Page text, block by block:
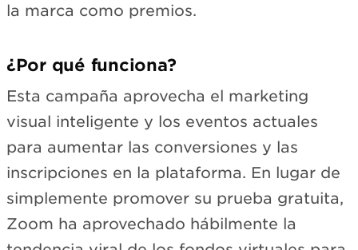
la marca como premios.
¿Por qué funciona?
Esta campaña aprovecha el marketing
visual inteligente y los eventos actuales
para aumentar las conversiones y las
inscripciones en la plataforma. En lugar de
simplemente promover su prueba gratuita,
Zoom ha aprovechado hábilmente la